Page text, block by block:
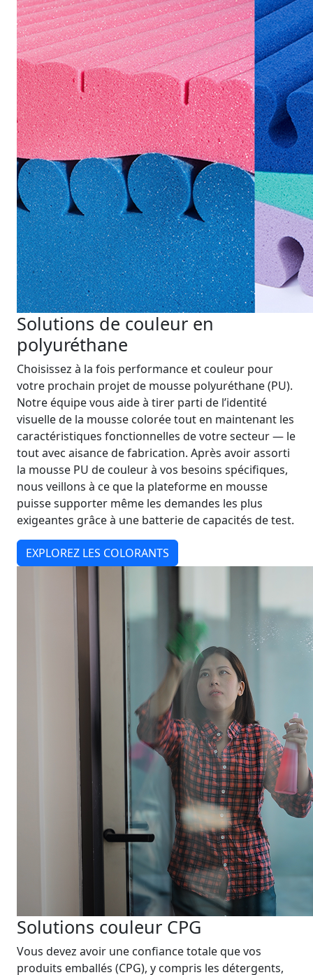
Solutions de couleur en
polyuréthane
Choisissez à la fois performance et couleur pour
votre prochain projet de mousse polyuréthane (PU).
Notre équipe vous aide à tirer parti de l’identité
visuelle de la mousse colorée tout en maintenant les
caractéristiques fonctionnelles de votre secteur — le
tout avec aisance de fabrication. Après avoir assorti
la mousse PU de couleur à vos besoins spécifiques,
nous veillons à ce que la plateforme en mousse
puisse supporter même les demandes les plus
exigeantes grâce à une batterie de capacités de test.
EXPLOREZ LES COLORANTS
Solutions couleur CPG
Vous devez avoir une confiance totale que vos
produits emballés (CPG), y compris les détergents,